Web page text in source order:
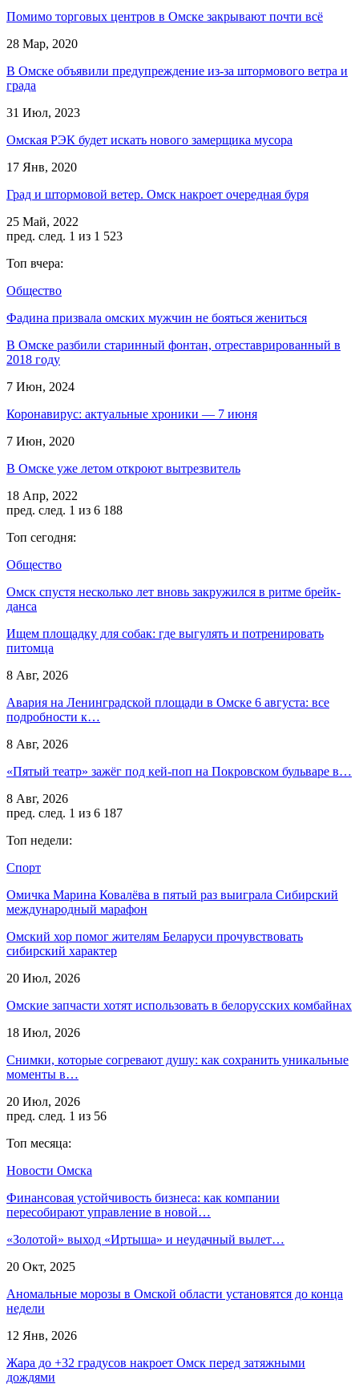
Помимо торговых центров в Омске закрывают почти всё
28 Мар, 2020
В Омске объявили предупреждение из-за штормового ветра и
града
31 Июл, 2023
Омская РЭК будет искать нового замерщика мусора
17 Янв, 2020
Град и штормовой ветер. Омск накроет очередная буря
25 Май, 2022
пред. след. 1 из 1 523
Топ вчера:
Общество
Фадина призвала омских мужчин не бояться жениться
В Омске разбили старинный фонтан, отреставрированный в
2018 году
7 Июн, 2024
Коронавирус: актуальные хроники — 7 июня
7 Июн, 2020
В Омске уже летом откроют вытрезвитель
18 Апр, 2022
пред. след. 1 из 6 188
Топ сегодня:
Общество
Омск спустя несколько лет вновь закружился в ритме брейк-
данса
Ищем площадку для собак: где выгулять и потренировать
питомца
8 Авг, 2026
Авария на Ленинградской площади в Омске 6 августа: все
подробности к…
8 Авг, 2026
«Пятый театр» зажёг под кей-поп на Покровском бульваре в…
8 Авг, 2026
пред. след. 1 из 6 187
Топ недели:
Спорт
Омичка Марина Ковалёва в пятый раз выиграла Сибирский
международный марафон
Омский хор помог жителям Беларуси прочувствовать
сибирский характер
20 Июл, 2026
Омские запчасти хотят использовать в белорусских комбайнах
18 Июл, 2026
Снимки, которые согревают душу: как сохранить уникальные
моменты в…
20 Июл, 2026
пред. след. 1 из 56
Топ месяца:
Новости Омска
Финансовая устойчивость бизнеса: как компании
пересобирают управление в новой…
«Золотой» выход «Иртыша» и неудачный вылет…
20 Окт, 2025
Аномальные морозы в Омской области установятся до конца
недели
12 Янв, 2026
Жара до +32 градусов накроет Омск перед затяжными
дождями